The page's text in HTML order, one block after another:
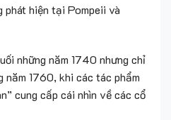
hiện tại Pompeii và
những năm 1740 nhưng chỉ
năm 1760, khi các tác phẩm
cung cấp cái nhìn về các cổ